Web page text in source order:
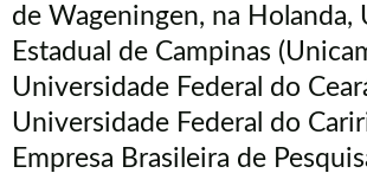
de Wageningen, na Holanda,
Estadual de Campinas
Universidade Federal do
Universidade Federal do
Empresa Brasileira de